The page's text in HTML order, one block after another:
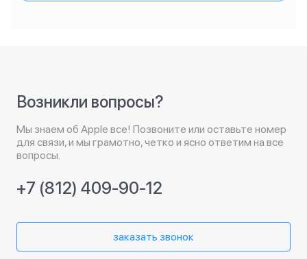
Возникли вопросы?
Мы знаем об Apple все! Позвоните или оставьте номер
для связи, и мы грамотно, четко и ясно ответим на все
вопросы.
+7 (812) 409-90-12
заказать звонок